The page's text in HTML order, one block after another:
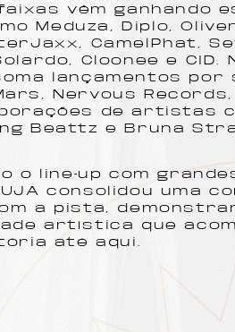
vêm ganhando
Meduza, Diplo,
CamelPhat,
Cloonee e CID.
lançamentos por
Nervous Records,
de artistas
Beattz e Bruna
o line-up com
consolidou uma
a pista,
artística que
até aqui.